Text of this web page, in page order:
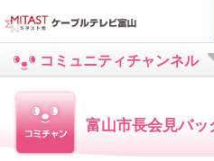
コミュニティチャンネル
富山市長会見バッ